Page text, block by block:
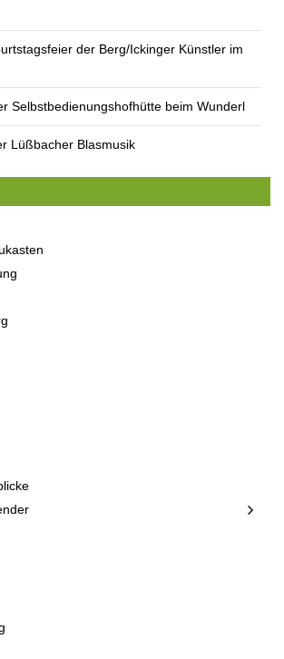
der Berg/Ickinger Künstler im
Selbstbedienungshofhütte beim Wunderl
Lüßbacher Blasmusik